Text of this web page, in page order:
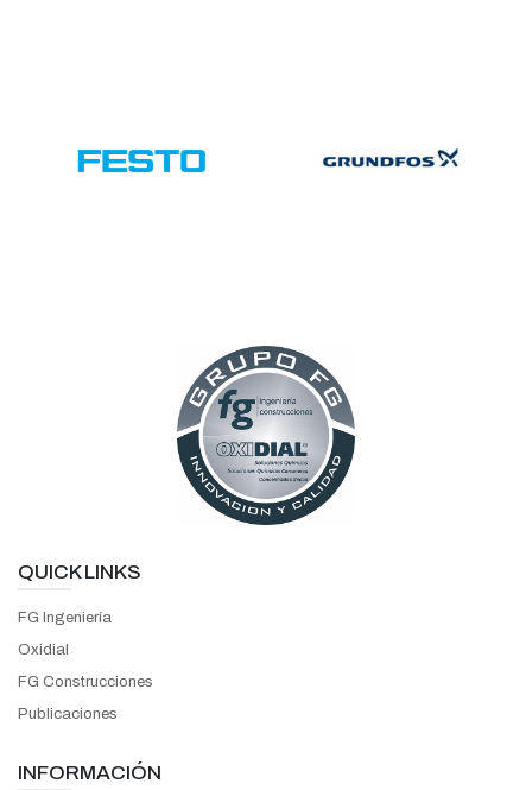
QUICK LINKS
FG Ingeniería
Oxidial
FG Construcciones
Publicaciones
INFORMACIÓN